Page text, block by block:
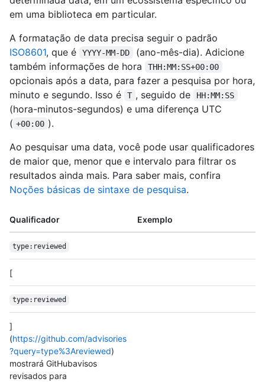
em uma biblioteca em particular.
A formatação de data precisa seguir o padrão
ISO8601, que é YYYY-MM-DD
(ano-mês-dia). Adicione
também informações de hora
THH:MM:SS+00:00
opcionais após a data, para fazer a pesquisa por hora,
minuto e segundo. Isso é
T , seguido de HH:MM:SS
(hora-minutos-segundos) e uma diferença UTC
( +00:00 ).
Ao pesquisar uma data, você pode usar qualificadores
de maior que, menor que e intervalo para filtrar os
resultados ainda mais. Para saber mais, confira
Noções básicas de sintaxe de pesquisa.
Qualificador Exemplo
type:reviewed
[
type:reviewed
]
(https://github.com/advisories
?query=type%3Areviewed)
mostrará GitHubavisos
revisados para